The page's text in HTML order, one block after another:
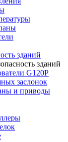
зданий
зданий
G120P
заслонок
и приводы